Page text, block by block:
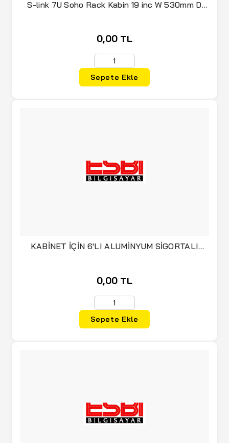
S-link 7U Soho Rack Kabin 19 inc W 530mm D
0,00 TL
Sepete Ekle
KABİNET İÇİN 6'LI ALUMİNYUM SİGORTALI
0,00 TL
Sepete Ekle